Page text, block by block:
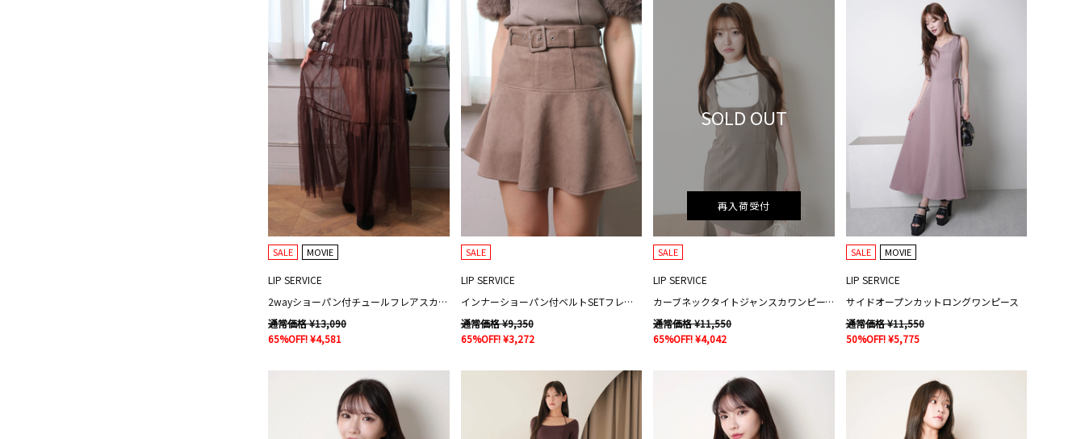
SALE MOVIE
LIP SERVICE
2wayショーパン付チュールフレアスカート
通常価格 ¥13,090
65%OFF! ¥4,581
SALE
LIP SERVICE
インナーショーパン付ベルトSETフレアスカート
通常価格 ¥9,350
65%OFF! ¥3,272
SOLD OUT
再入荷受付
SALE
LIP SERVICE
カーブネックタイトジャンスカワンピース
通常価格 ¥11,550
65%OFF! ¥4,042
SALE MOVIE
LIP SERVICE
サイドオープンカットロングワンピース
通常価格 ¥11,550
50%OFF! ¥5,775